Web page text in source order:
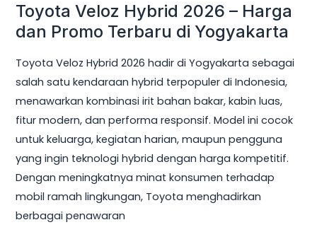
Toyota Veloz Hybrid 2026 – Harga
dan Promo Terbaru di Yogyakarta
Toyota Veloz Hybrid 2026 hadir di Yogyakarta sebagai
salah satu kendaraan hybrid terpopuler di Indonesia,
menawarkan kombinasi irit bahan bakar, kabin luas,
fitur modern, dan performa responsif. Model ini cocok
untuk keluarga, kegiatan harian, maupun pengguna
yang ingin teknologi hybrid dengan harga kompetitif.
Dengan meningkatnya minat konsumen terhadap
mobil ramah lingkungan, Toyota menghadirkan
berbagai penawaran